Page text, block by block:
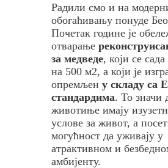
Радили смо и на
обогаћивању понуде
Почетак године је
отварање
за медведе, који се
на 500 м2, а који је
опремљен у складу са
стандардима. То значи
животиње имају
услове за живот, а
могућност да уживају у
атрактивном и
амбијенту.